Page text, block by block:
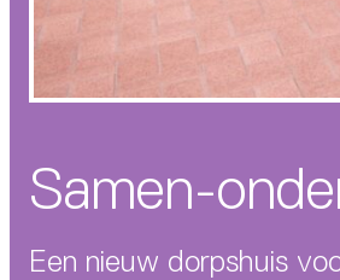
Samen-
Een nieuw dorpshuis